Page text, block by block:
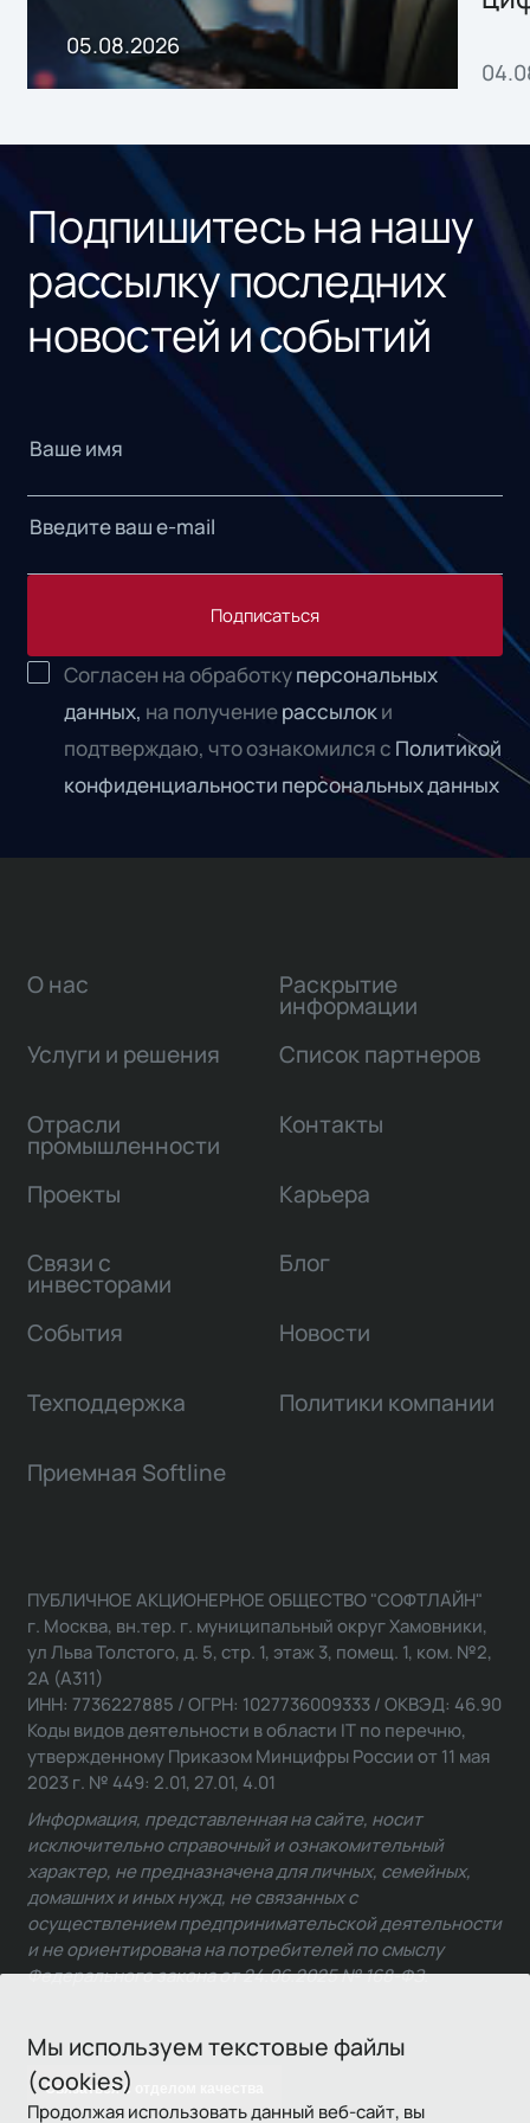
05.08.2026
Подпишитесь на нашу
рассылку последних
новостей и событий
Подписаться
Согласен на обработкуперсональных
данных, на получениерассылок и
подтверждаю, что ознакомился с Политикой
конфиденциальности персональных данных
Мы используем текстовые файлы
(cookies)
Продолжая использовать данный веб-сайт, вы
О нас
Услуги и решения
Отрасли
промышленности
Проекты
Связи с
инвесторами
Раскрытие
информации
Список партнеров
Контакты
Карьера
Блог
События Новости
Техподдержка Политики компании
Приемная Softline
Связаться с отделом качества
ПУБЛИЧНОЕ АКЦИОНЕРНОЕ ОБЩЕСТВО "СОФТЛАЙН"
г. Москва, вн.тер. г. муниципальный округ Хамовники,
ул Льва Толстого, д. 5, стр. 1, этаж 3, помещ. 1, ком. №2,
2А (А311)
ИНН: 7736227885 / ОГРН: 1027736009333 / ОКВЭД: 46.90
Коды видов деятельности в области IT по перечню,
утвержденному Приказом Минцифры России от 11 мая
2023 г. № 449: 2.01, 27.01, 4.01
Информация, представленная на сайте, носит
исключительно справочный и ознакомительный
характер, не предназначена для личных, семейных,
домашних и иных нужд, не связанных с
осуществлением предпринимательской деятельности
и не ориентирована на потребителей по смыслу
Федерального закона от 24.06.2025 № 168-ФЗ.